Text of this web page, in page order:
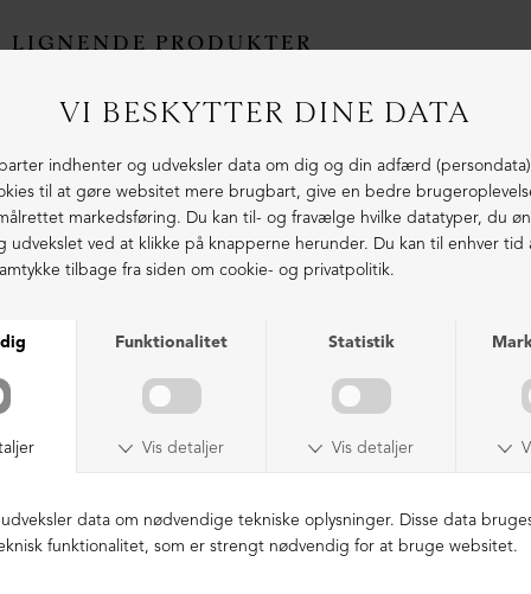
LIGNENDE PRODUKTER
Lang støvle med lynlås
Lang støvle med høj sål